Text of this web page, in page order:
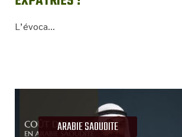
L’évoca...
ARABIE SAOUDITE